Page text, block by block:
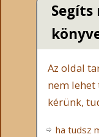
Az oldal
nem lehet
kérünk,
ha tudsz